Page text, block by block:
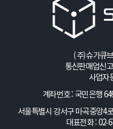
(주)슈가큐
통신판매업신
사업자
계좌번호 : 국민은행
서울특별시 강서구 마곡중앙4
대표전화 : 02-